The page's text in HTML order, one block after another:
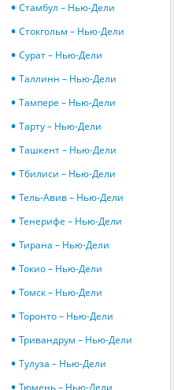
Стамбул – Нью-Дели
Стокгольм – Нью-Дели
Сурат – Нью-Дели
Таллинн – Нью-Дели
Тампере – Нью-Дели
Тарту – Нью-Дели
Ташкент – Нью-Дели
Тбилиси – Нью-Дели
Тель-Авив – Нью-Дели
Тенерифе – Нью-Дели
Тирана – Нью-Дели
Токио – Нью-Дели
Томск – Нью-Дели
Торонто – Нью-Дели
Тривандрум – Нью-Дели
Тулуза – Нью-Дели